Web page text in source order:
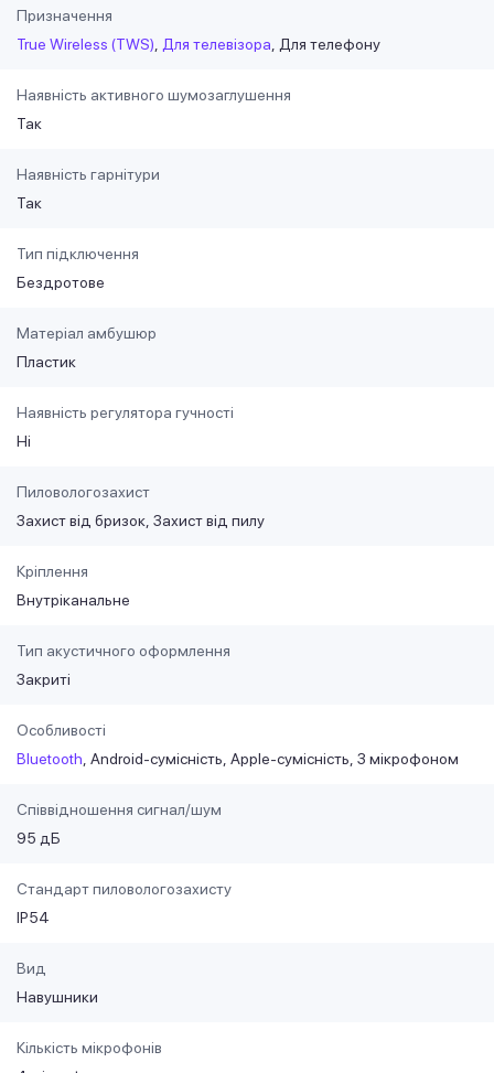
Призначення
True Wireless (TWS) Для телевізора Для телефону
Наявність активного шумозаглушення
Так
Наявність гарнітури
Так
Тип підключення
Бездротове
Матеріал амбушюр
Пластик
Наявність регулятора гучності
Ні
Пиловологозахист
Захист від бризок Захист від пилу
Кріплення
Внутріканальне
Тип акустичного оформлення
Закриті
Особливості
Bluetooth Android-сумісність Apple-сумісність З мікрофоном
Співвідношення сигнал/шум
95 дБ
Стандарт пиловологозахисту
IP54
Вид
Навушники
Кількість мікрофонів